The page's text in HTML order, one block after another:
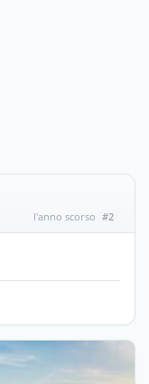
l'anno scorso #2